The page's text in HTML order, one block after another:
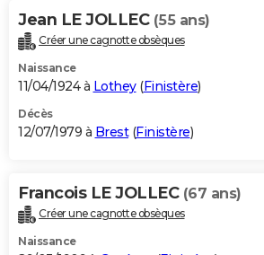
Jean LE JOLLEC (55 ans)
Créer une cagnotte obsèques
Naissance
11/04/1924 à Lothey(Finistère)
Décès
12/07/1979 à Brest(Finistère)
Francois LE JOLLEC (67 ans)
Créer une cagnotte obsèques
Naissance